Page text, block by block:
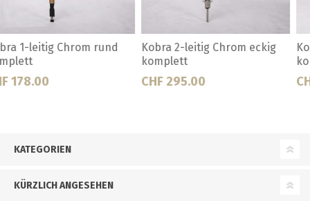
Kobra 2-leitig Chrom rund
komplett
CHF 255.00
Kobra 3-leitig Chrom rund
komplett
CHF 254.00
KATEGORIEN
KÜRZLICH ANGESEHEN